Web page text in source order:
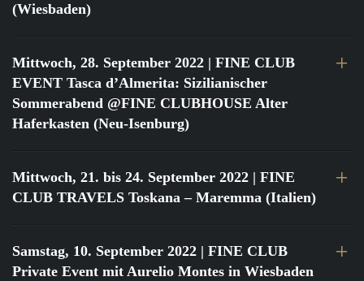
(Wiesbaden)
Mittwoch, 28. September 2022 | FINE CLUB
EVENT Tasca d’Almerita: Sizilianischer
Sommerabend @FINE CLUBHOUSE Alter
Haferkasten (Neu-Isenburg)
Mittwoch, 21. bis 24. September 2022 | FINE
CLUB TRAVELS Toskana – Maremma (Italien)
Samstag, 10. September 2022 | FINE CLUB
Private Event mit Aurelio Montes in Wiesbaden